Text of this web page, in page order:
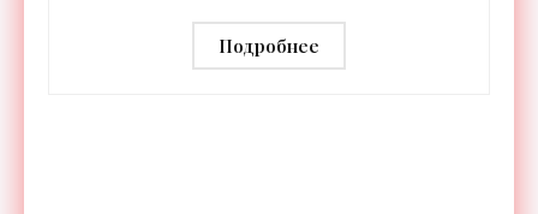
«Роботы»
Подробнее